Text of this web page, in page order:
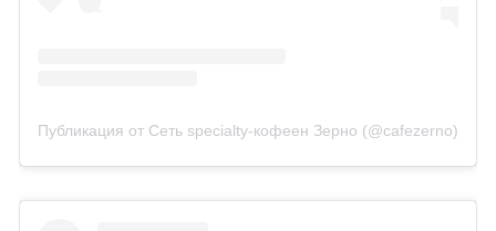
Публикация от Сеть specialty-кофеен Зерно (@cafezerno)